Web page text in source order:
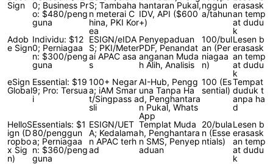
Sign
0; Business Pr
o: $480/peng
guna
S; Tambaha
n meterai C
hina, PKI Kor
ea
hantaran Pukal,
IDV, API ($600
+)
nggun
a/tahun
erasask
an temp
at dudu
k
Adob
e Sign
Individu: $12
0; Perniagaa
n: $300/peng
guna
ESIGN/eIDA
S; PKI/Meter
ai APAC asa
s
Penyepaduan
PDF, Penandat
anganan Muda
h Alih, Analisis
100/bul
an (Per
niagaa
n)
Lesen b
erasask
an temp
at dudu
k
eSign
Global
Essential: $19
9; Pro: Tersua
i
100+ Negar
a; iAM Smar
t/Singpass a
sli
AI-Hub, Pengg
una Tanpa Ha
d, Penghantara
n Pukal, Whats
App
100 (Es
sential)
Tempat
duduk t
anpa ha
d
HelloS
ign (D
ropbo
x Sig
n)
Essentials: $1
80/penggun
a; Perniagaa
n: $360/peng
guna
ESIGN/UET
A; Kedalama
n APAC terh
ad
Templat Muda
h, Penghantara
n SMS, Penyep
aduan
20/bula
n (Esse
ntials)
Lesen b
erasask
an temp
at dudu
k